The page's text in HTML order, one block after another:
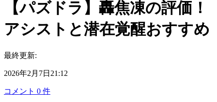
【パズドラ】轟焦凍の評価！
アシストと潜在覚醒おすすめ
最終更新:
2026年2月7日21:12
コメント 0 件